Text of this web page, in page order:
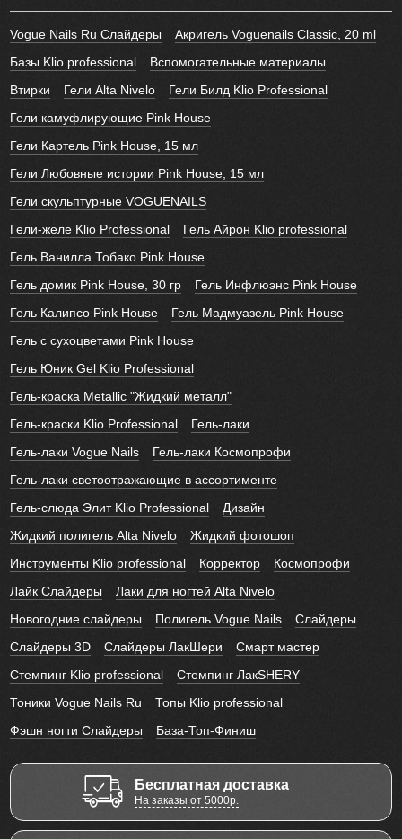
Vogue Nails Ru Слайдеры
Акригель Voguenails Classic, 20 ml
Базы Klio professional
Вспомогательные материалы
Втирки
Гели Alta Nivelo
Гели Билд Klio Professional
Гели камуфлирующие Pink House
Гели Картель Pink House, 15 мл
Гели Любовные истории Pink House, 15 мл
Гели скульптурные VOGUENAILS
Гели-желе Klio Professional
Гель Айрон Klio professional
Гель Ванилла Тобако Pink House
Гель домик Pink House, 30 гр
Гель Инфлюэнс Pink House
Гель Калипсо Pink House
Гель Мадмуазель Pink House
Гель с сухоцветами Pink House
Гель Юник Gel Klio Professional
Гель-краска Metallic "Жидкий металл"
Гель-краски Klio Professional
Гель-лаки
Гель-лаки Vogue Nails
Гель-лаки Космопрофи
Гель-лаки светоотражающие в ассортименте
Гель-слюда Элит Klio Professional
Дизайн
Жидкий полигель Alta Nivelo
Жидкий фотошоп
Инструменты Klio professional
Корректор
Космопрофи
Лайк Слайдеры
Лаки для ногтей Alta Nivelo
Новогодние слайдеры
Полигель Vogue Nails
Слайдеры
Слайдеры 3D
Слайдеры ЛакШери
Смарт мастер
Стемпинг Klio professional
Стемпинг ЛакSHERY
Тоники Vogue Nails Ru
Топы Klio professional
Фэшн ногти Слайдеры
База-Топ-Финиш
Бесплатная доставка
На заказы от 5000р.